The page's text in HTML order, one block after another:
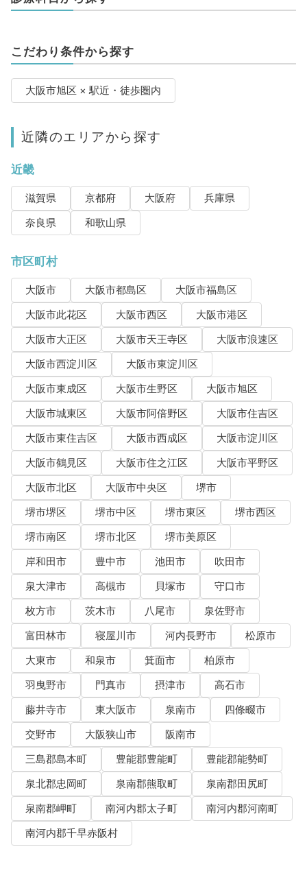
こだわり条件から探す
大阪市旭区 × 駅近・徒歩圏内
近隣のエリアから探す
近畿
滋賀県 京都府 大阪府
兵庫県
奈良県
和歌山県
市区町村
大阪市 大阪市都島区
大阪市福島区
大阪市此花区
大阪市西区
大阪市港区
大阪市大正区
大阪市天王寺区
大阪市浪速区
大阪市西淀川区
大阪市東淀川区
大阪市東成区
大阪市生野区
大阪市旭区
大阪市城東区
大阪市阿倍野区
大阪市住吉区
大阪市東住吉区
大阪市西成区
大阪市淀川区
大阪市鶴見区
大阪市住之江区
大阪市平野区
大阪市北区
大阪市中央区
堺市
堺市堺区
堺市中区 堺市東区
堺市西区
堺市南区
堺市北区
堺市美原区
岸和田市
豊中市 池田市
吹田市
泉大津市
高槻市 貝塚市
守口市
枚方市
茨木市 八尾市
泉佐野市
富田林市
寝屋川市 河内長野市
松原市
大東市
和泉市 箕面市
柏原市
羽曳野市
門真市 摂津市
高石市
藤井寺市
東大阪市 泉南市
四條畷市
交野市
大阪狭山市
阪南市
三島郡島本町
豊能郡豊能町
豊能郡能勢町
泉北郡忠岡町
泉南郡熊取町
泉南郡田尻町
泉南郡岬町
南河内郡太子町
南河内郡河南町
南河内郡千早赤阪村